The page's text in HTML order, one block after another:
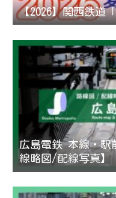
【2026】関西鉄道
広島電鉄 本線・駅
線略図/配線写真】